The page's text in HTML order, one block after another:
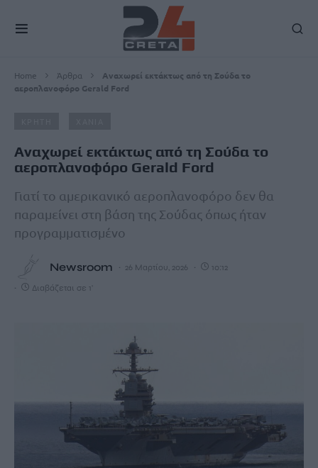
Home Άρθρα
Αναχωρεί εκτάκτως από τη Σούδα το
αεροπλανοφόρο Gerald Ford
Αναχωρεί εκτάκτως από τη Σούδα το
αεροπλανοφόρο Gerald Ford
Γιατί το αμερικανικό αεροπλανοφόρο δεν θα
παραμείνει στη βάση της Σούδας όπως ήταν
προγραμματισμένο
Newsroom 26 Μαρτίου, 2026 10:12
Διαβάζεται σε 1'